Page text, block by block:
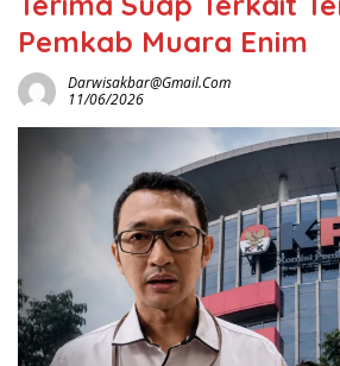
Pemkab Muara Enim
Darwisakbar@gmail.com
11/06/2026